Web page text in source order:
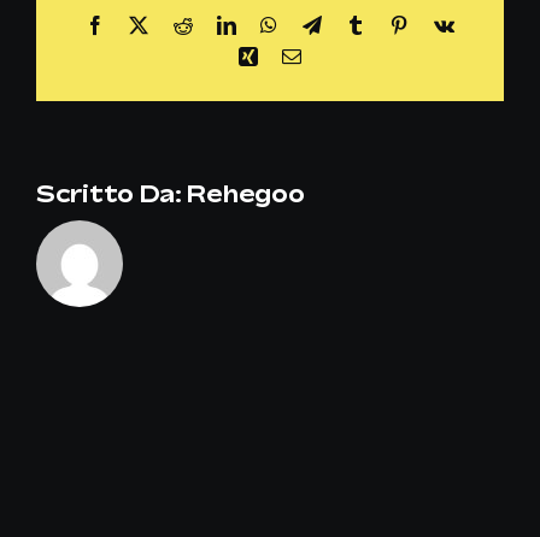
Facebook RedditLinkedInWhatsApp
TelegramTumblr Pinterest
Vk
XingEmail
Scritto Da: Rehegoo